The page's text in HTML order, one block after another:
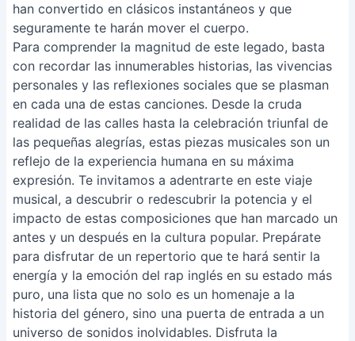
han convertido en clásicos instantáneos y que
seguramente te harán mover el cuerpo.
Para comprender la magnitud de este legado, basta
con recordar las innumerables historias, las vivencias
personales y las reflexiones sociales que se plasman
en cada una de estas canciones. Desde la cruda
realidad de las calles hasta la celebración triunfal de
las pequeñas alegrías, estas piezas musicales son un
reflejo de la experiencia humana en su máxima
expresión. Te invitamos a adentrarte en este viaje
musical, a descubrir o redescubrir la potencia y el
impacto de estas composiciones que han marcado un
antes y un después en la cultura popular. Prepárate
para disfrutar de un repertorio que te hará sentir la
energía y la emoción del rap inglés en su estado más
puro, una lista que no solo es un homenaje a la
historia del género, sino una puerta de entrada a un
universo de sonidos inolvidables. Disfruta la